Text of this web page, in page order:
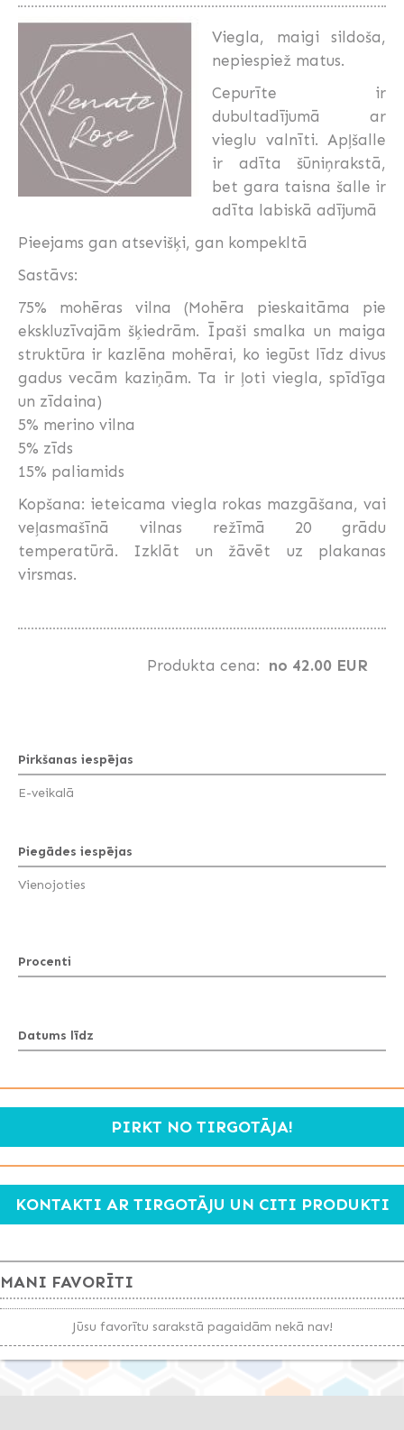
Viegla, maigi sildoša,
nepiespiež matus.
Cepurīte ir
dubultadījumā ar
vieglu valnīti. Apļšalle
ir adīta šūniņrakstā,
bet gara taisna šalle ir
adīta labiskā adījumā
Pieejams gan atsevišķi, gan kompekltā
Sastāvs:
75% mohēras vilna (Mohēra pieskaitāma pie
ekskluzīvajām šķiedrām. Īpaši smalka un maiga
struktūra ir kazlēna mohērai, ko iegūst līdz divus
gadus vecām kaziņām. Ta ir ļoti viegla, spīdīga
un zīdaina)
5% merino vilna
5% zīds
15% paliamids
Kopšana: ieteicama viegla rokas mazgāšana, vai
veļasmašīnā vilnas režīmā 20 grādu
temperatūrā. Izklāt un žāvēt uz plakanas
virsmas.
Produkta cena: no 42.00 EUR
Pirkšanas iespējas
E-veikalā
Piegādes iespējas
Vienojoties
Procenti
Datums līdz
PIRKT NO TIRGOTĀJA!
KONTAKTI AR TIRGOTĀJU UN CITI PRODUKTI
MANI FAVORĪTI
Jūsu favorītu sarakstā pagaidām nekā nav!